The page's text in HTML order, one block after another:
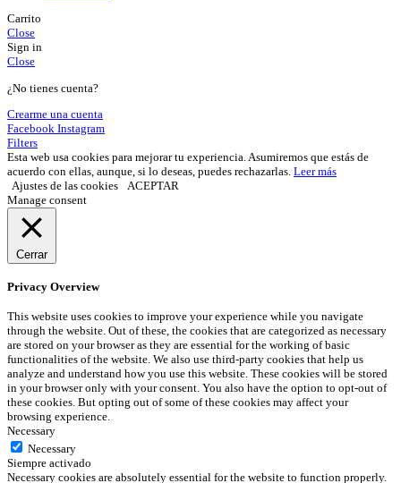
Carrito
Close
Sign in
Close
¿No tienes cuenta?
Crearme una cuenta
Facebook Instagram
Filters
Esta web usa cookies para mejorar tu experiencia. Asumiremos que estás de
acuerdo con ellas, aunque, si lo deseas, puedes rechazarlas. Leer más
Ajustes de las cookies
ACEPTAR
Manage consent
Cerrar
Privacy Overview
This website uses cookies to improve your experience while you navigate
through the website. Out of these, the cookies that are categorized as necessary
are stored on your browser as they are essential for the working of basic
functionalities of the website. We also use third-party cookies that help us
analyze and understand how you use this website. These cookies will be stored
in your browser only with your consent. You also have the option to opt-out of
these cookies. But opting out of some of these cookies may affect your
browsing experience.
Necessary
Necessary
Siempre activado
Necessary cookies are absolutely essential for the website to function properly.